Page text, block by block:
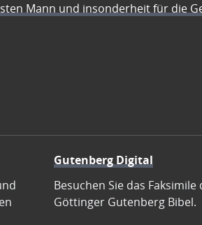
Mann und insonderheit für die
Gutenberg Digital
Besuchen Sie das Faksimile
Göttinger Gutenberg Bibel.